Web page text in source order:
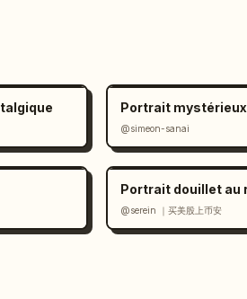
Portrait
@simeon-sanai
Portrait douillet au
@serein ｜买美股上币安